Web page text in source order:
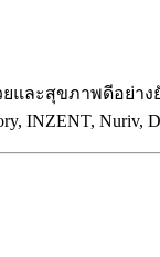
ละสุขภาพดีอย่า
INZENT, Nuriv,